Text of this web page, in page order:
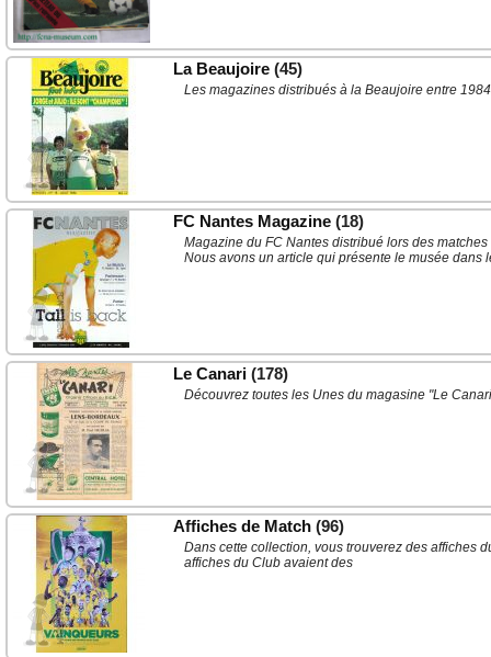
La Beaujoire (45)
Les magazines distribués à la Beaujoire entre
FC Nantes Magazine (18)
Magazine du FC Nantes distribué lors des
Nous avons un article qui présente le musée dans
Le Canari (178)
Découvrez toutes les Unes du magasine "Le
Affiches de Match (96)
Dans cette collection, vous trouverez des affiches
affiches du Club avaient des